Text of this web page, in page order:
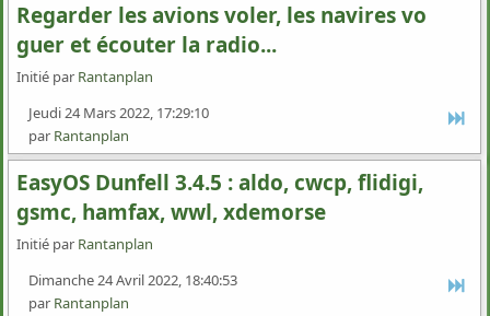
Regarder les avions voler, les navires vo
guer et écouter la radio...
Initié par Rantanplan
Jeudi 24 Mars 2022, 17:29:10
par Rantanplan
EasyOS Dunfell 3.4.5 : aldo, cwcp, flidigi,
gsmc, hamfax, wwl, xdemorse
Initié par Rantanplan
Dimanche 24 Avril 2022, 18:40:53
par Rantanplan